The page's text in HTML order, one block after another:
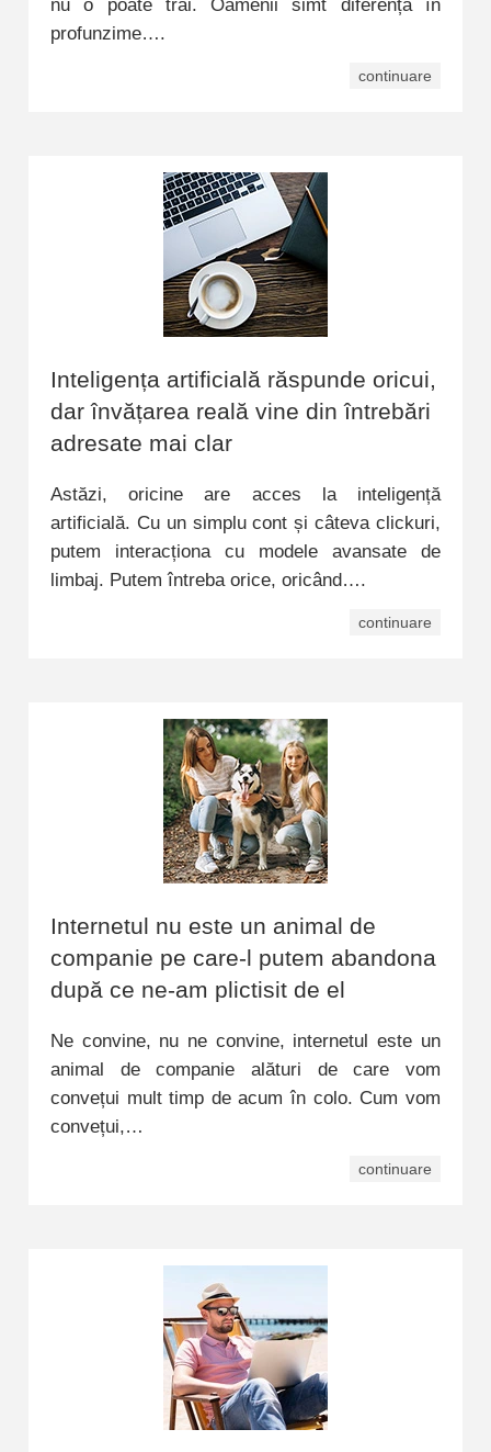
nu o poate trăi. Oamenii simt diferența în
profunzime….
continuare
Inteligența artificială răspunde oricui,
dar învățarea reală vine din întrebări
adresate mai clar
Astăzi, oricine are acces la inteligență
artificială. Cu un simplu cont și câteva clickuri,
putem interacționa cu modele avansate de
limbaj. Putem întreba orice, oricând….
continuare
Internetul nu este un animal de
companie pe care-l putem abandona
după ce ne-am plictisit de el
Ne convine, nu ne convine, internetul este un
animal de companie alături de care vom
convețui mult timp de acum în colo. Cum vom
convețui,…
continuare